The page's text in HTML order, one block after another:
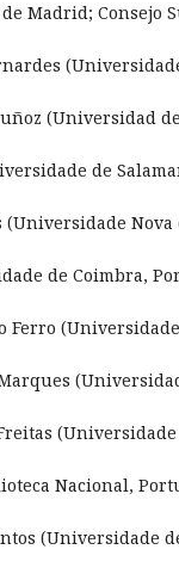
de Madrid;
(Universidad
de
(Universidade
de Coimbra,
Ferro
Nacional,
(Universidade